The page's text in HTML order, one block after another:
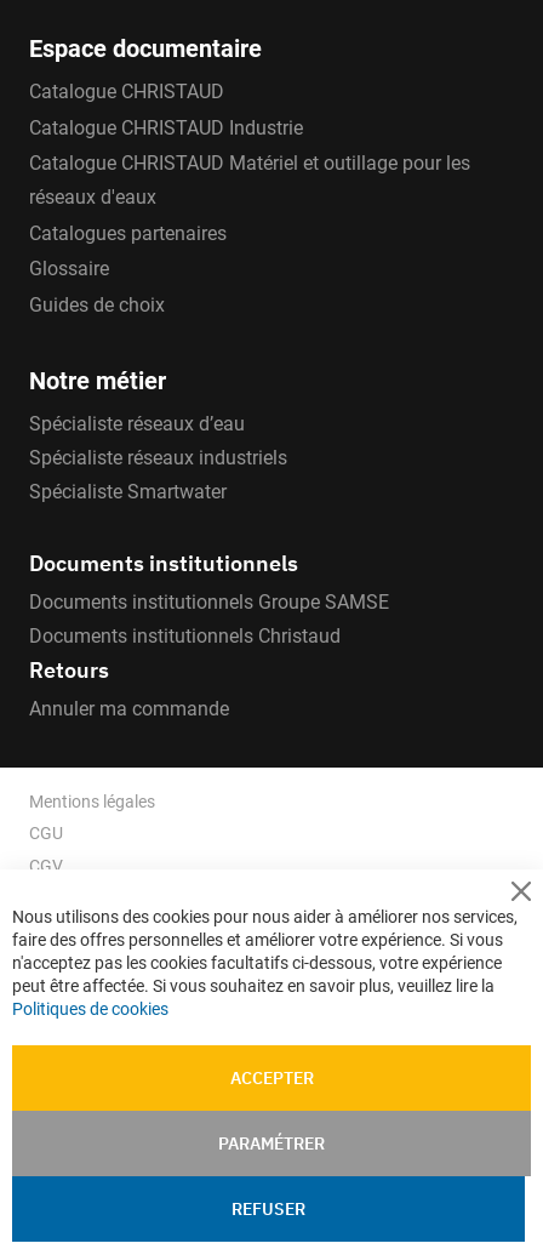
Espace documentaire
Catalogue CHRISTAUD
Catalogue CHRISTAUD Industrie
Catalogue CHRISTAUD Matériel et outillage pour les
réseaux d'eaux
Catalogues partenaires
Glossaire
Guides de choix
Notre métier
Spécialiste réseaux d’eau
Spécialiste réseaux industriels
Spécialiste Smartwater
Documents institutionnels
Documents institutionnels Groupe SAMSE
Documents institutionnels Christaud
Retours
Annuler ma commande
Mentions légales
CGU
CGV
Données personnelles
Confidentialité
Plan du site
Nous utilisons des cookies pour nous aider à améliorer nos services,
faire des offres personnelles et améliorer votre expérience. Si vous
n'acceptez pas les cookies facultatifs ci-dessous, votre expérience
peut être affectée. Si vous souhaitez en savoir plus, veuillez lire la
Politiques de cookies
ACCEPTER
PARAMÉTRER
REFUSER